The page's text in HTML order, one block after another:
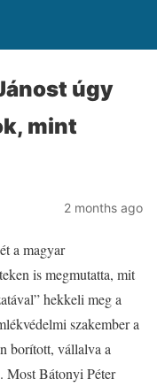
úgy
mint
2 months ago
a magyar
is megmutatta, mit
hekkeli meg a
szakember a
borított, vállalva a
Most Bátonyi Péter